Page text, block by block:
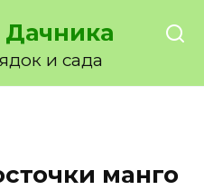
и сада
манго